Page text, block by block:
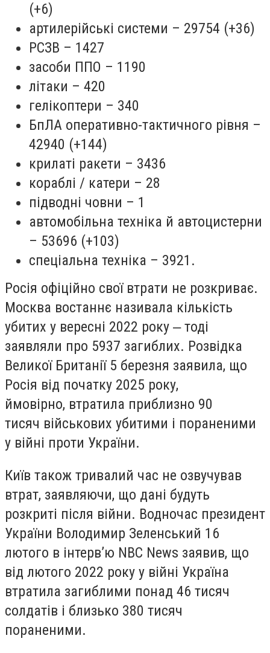
(+6)
артилерійські системи – 29754 (+36)
РСЗВ – 1427
засоби ППО – 1190
літаки – 420
гелікоптери – 340
БпЛА оперативно-тактичного рівня –
42940 (+144)
крилаті ракети – 3436
кораблі / катери – 28
підводні човни – 1
автомобільна техніка й автоцистерни
– 53696 (+103)
спеціальна техніка – 3921.
Росія офіційно свої втрати не розкриває.
Москва востаннє називала кількість
убитих у вересні 2022 року ‒ тоді
заявляли про 5937 загиблих. Розвідка
Великої Британії 5 березня заявила, що
Росія від початку 2025 року,
ймовірно, втратила приблизно 90
тисяч військових убитими і пораненими
у війні проти України.
Київ також тривалий час не озвучував
втрат, заявляючи, що дані будуть
розкриті після війни. Водночас президент
України Володимир Зеленський 16
лютого в інтервʼю NBC News заявив, що
від лютого 2022 року у війні Україна
втратила загиблими понад 46 тисяч
солдатів і близько 380 тисяч
пораненими.